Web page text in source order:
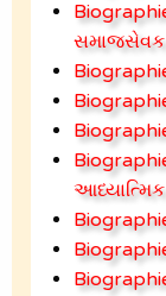
સમાજસેવક
આધ્યાત્મિક